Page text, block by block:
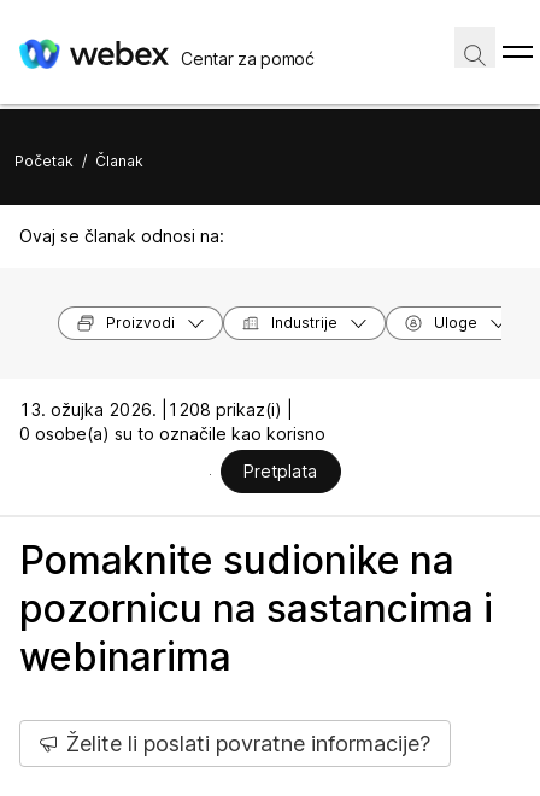
Centar za pomoć
Početak / Članak
Ovaj se članak odnosi na:
Proizvodi Industrije Uloge
13. ožujka 2026. |
1208 prikaz(i) |
0 osobe(a) su to označile kao korisno
Pretplata
Pomaknite sudionike na
pozornicu na sastancima i
webinarima
Želite li poslati povratne informacije?